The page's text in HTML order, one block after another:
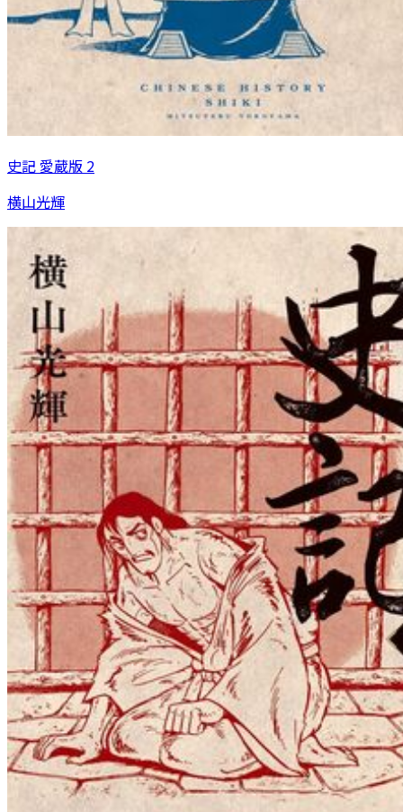
史記 愛蔵版 2
横山光輝